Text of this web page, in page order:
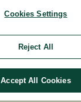
Cookies Settings
Reject All
Accept All Cookies